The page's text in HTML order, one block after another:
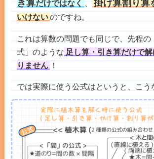
き算だけではなく 掛け算割り算
いけないのですね。
これは算数の問題でも同じで、先程の
式」のような 足し算・引き算だけで
りません ！
では実際に使う公式はというと、こう